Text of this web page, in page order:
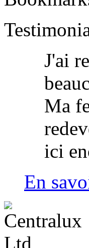
J'ai
Ma
ici
En